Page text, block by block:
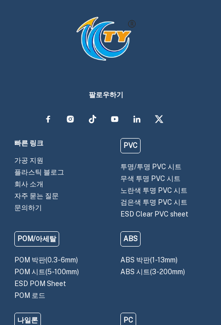
팔로우하기
빠른 링크
가공 지원
플라스틱 블로그
회사 소개
자주 묻는 질문
문의하기
PVC
투명/투명 PVC 시트
무색 투명 PVC 시트
노란색 투명 PVC 시트
검은색 투명 PVC 시트
ESD Clear PVC sheet
POM/아세탈
POM 박판(0.3-6mm)
POM 시트(5-100mm)
ESD POM Sheet
POM 로드
ABS
ABS 박판(1-13mm)
ABS 시트(3-200mm)
나일론 PC